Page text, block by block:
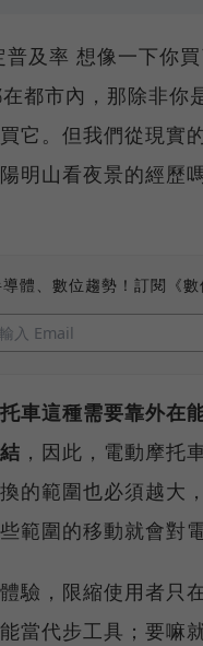
及率 想像一下你
都市內，那除非你
它。但我們從現實
明山看夜景的經歷
體、數位趨勢！訂閱《
車這種需要靠外在
，因此，電動摩托
的範圍也必須越大
範圍的移動就會對
驗，限縮使用者只
當代步工具；要嘛